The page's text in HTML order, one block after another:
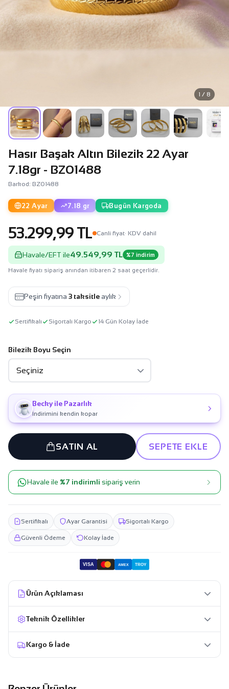
1 / 8
Hasır Başak Altın Bilezik 22 Ayar
7.18gr - BZ01488
Barkod: BZ01488
22 Ayar 7.18 gr Bugün Kargoda
53.299,99 TL Canli fiyat· KDV dahil
Havale/EFT ile49.549,99 TL %7 indirim
Havale fiyatı sipariş anından itibaren 2 saat geçerlidir.
Peşin fiyatına 3 taksitle aylık
Sertifikalı Sigortalı Kargo 14 Gün Kolay İade
Bilezik Boyu Seçin
Becky ile Pazarlık
İndirimini kendin kopar
SATIN AL SEPETE EKLE
Havale ile %7 indirimli sipariş verin
Sertifikalı Ayar Garantisi Sigortalı Kargo
Güvenli Ödeme Kolay İade
VISA AMEX TROY
Ürün Açıklaması
Teknik Özellikler
Kargo & İade